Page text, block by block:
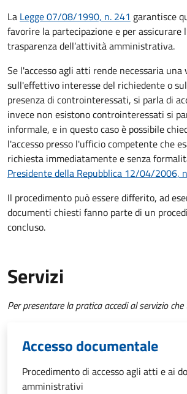
La Legge 07/08/1990, n. 241 garantisce
favorire la partecipazione e per assicurare
trasparenza dell’attività amministrativa.
Se l'accesso agli atti rende necessaria una
sull'effettivo interesse del richiedente o
presenza di controinteressati, si parla di
invece non esistono controinteressati si
informale, e in questo caso è possibile
l'accesso presso l'ufficio competente che
richiesta immediatamente e senza
Presidente della Repubblica 12/04/2006,
Il procedimento può essere differito, ad
documenti chiesti fanno parte di un
concluso.
Servizi
Per presentare la pratica accedi al servizio
Accesso documentale
Procedimento di accesso agli atti e ai
amministrativi